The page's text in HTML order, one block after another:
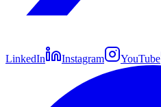
LinkedIn Instagram YouTube